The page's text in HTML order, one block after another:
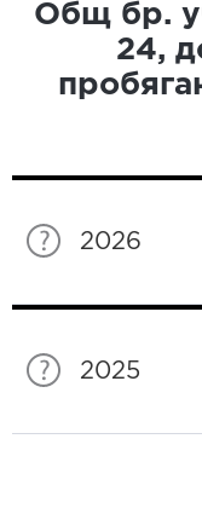
Общ бр.
24,
2026
2025